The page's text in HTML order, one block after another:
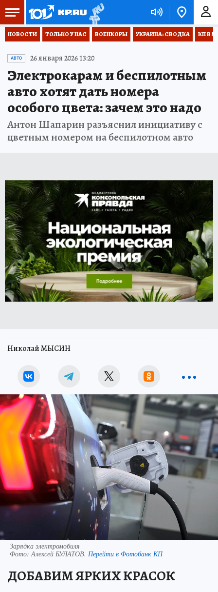
НОВОСТИ ТОЛЬКО У НАС ВОЕНКОРЫ УКРАИНА: СВОДКА КП В
АВТО 26 января 2026 13:20
Электрокарам и беспилотным
авто хотят дать номера
особого цвета: зачем это надо
Антон Шапарин разъяснил инициативу с
цветным номером на беспилотном авто
Николай МЫСИН
Зарядка электромобиля
Фото:Алексей БУЛАТОВ. Перейти в Фотобанк КП
ДОБАВИМ ЯРКИХ КРАСОК